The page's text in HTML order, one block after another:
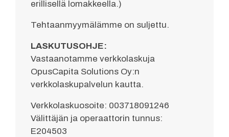
erillisellä lomakkeella.)
Tehtaanmyymälämme on suljettu.
LASKUTUSOHJE:
Vastaanotamme verkkolaskuja
OpusCapita Solutions Oy:n
verkkolaskupalvelun kautta.
Verkkolaskuosoite: 003718091246
Välittäjän ja operaattorin tunnus:
E204503